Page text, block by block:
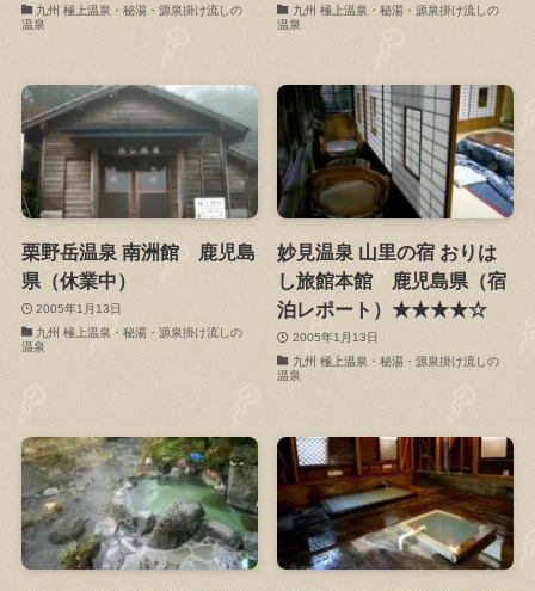
九州 極上温泉・秘湯・源泉掛け流しの
温泉
九州 極上温泉・秘湯・源泉掛け流しの
温泉
栗野岳温泉 南洲館 鹿児島
県（休業中）
2005年1月13日
九州 極上温泉・秘湯・源泉掛け流しの
温泉
妙見温泉 山里の宿 おりは
し旅館本館 鹿児島県（宿
泊レポート）★★★★☆
2005年1月13日
九州 極上温泉・秘湯・源泉掛け流しの
温泉